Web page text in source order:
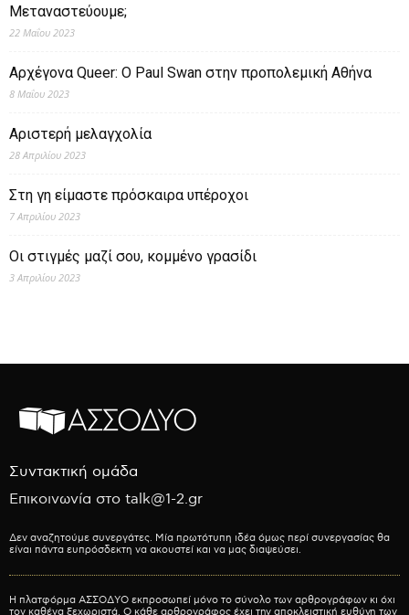
Μεταναστεύουμε;
22 Μαΐου 2023
Αρχέγονα Queer: O Paul Swan στην προπολεμική Αθήνα
8 Μαΐου 2023
Αριστερή μελαγχολία
28 Απριλίου 2023
Στη γη είμαστε πρόσκαιρα υπέροχοι
7 Απριλίου 2023
Οι στιγμές μαζί σου, κομμένο γρασίδι
3 Απριλίου 2023
Συντακτική ομάδα
Επικοινωνία στο talk@1-2.gr
Δεν αναζητούμε συνεργάτες. Μία πρωτότυπη ιδέα όμως περί συνεργασίας θα
είναι πάντα ευπρόσδεκτη να ακουστεί και να μας διαψεύσει.
Η πλατφόρμα ΑΣΣΟΔΥΟ εκπροσωπεί μόνο το σύνολο των αρθρογράφων κι όχι
τον καθένα ξεχωριστά. Ο κάθε αρθρογράφος έχει την αποκλειστική ευθύνη των